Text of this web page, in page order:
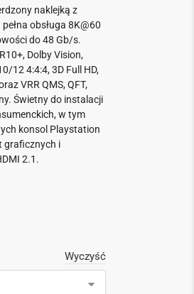
naklejką z
obsługa 8K@60
do 48 Gb/s.
Dolby Vision,
12 4:4:4, 3D Full HD,
VRR QMS, QFT,
Świetny do instalacji
w tym
konsol Playstation
graficznych i
2.1.
Wyczyść